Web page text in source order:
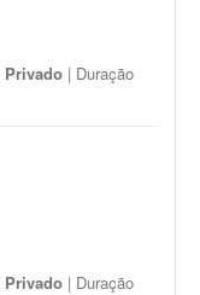
Privado | Duração
Privado | Duração